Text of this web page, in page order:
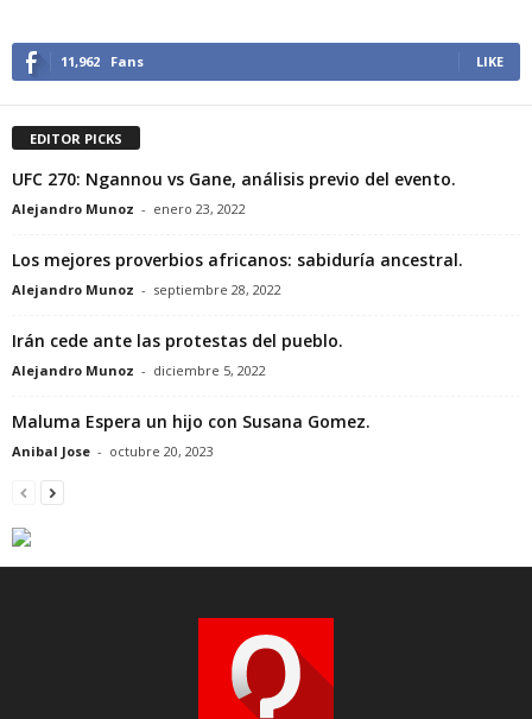
11,962 Fans LIKE
EDITOR PICKS
UFC 270: Ngannou vs Gane, análisis previo del evento.
Alejandro Munoz - enero 23, 2022
Los mejores proverbios africanos: sabiduría ancestral.
Alejandro Munoz - septiembre 28, 2022
Irán cede ante las protestas del pueblo.
Alejandro Munoz - diciembre 5, 2022
Maluma Espera un hijo con Susana Gomez.
Anibal Jose - octubre 20, 2023